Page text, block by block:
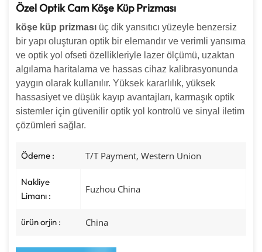
Özel Optik Cam Köşe Küp Prizması
köşe küp prizması üç dik yansıtıcı yüzeyle benzersiz
bir yapı oluşturan optik bir elemandır ve verimli yansıma
ve optik yol ofseti özellikleriyle lazer ölçümü, uzaktan
algılama haritalama ve hassas cihaz kalibrasyonunda
yaygın olarak kullanılır. Yüksek kararlılık, yüksek
hassasiyet ve düşük kayıp avantajları, karmaşık optik
sistemler için güvenilir optik yol kontrolü ve sinyal iletim
çözümleri sağlar.
Ödeme : T/T Payment, Western Union
Nakliye
Limanı :
Fuzhou China
ürün orjin : China